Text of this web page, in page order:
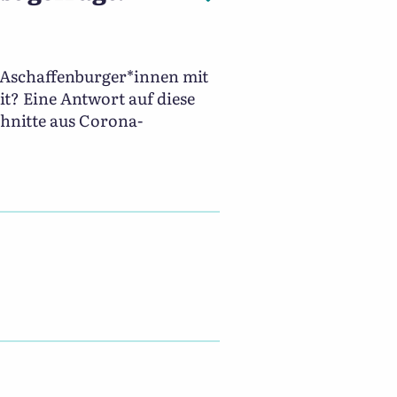
mit
Eine Antwort auf diese
aus Corona-